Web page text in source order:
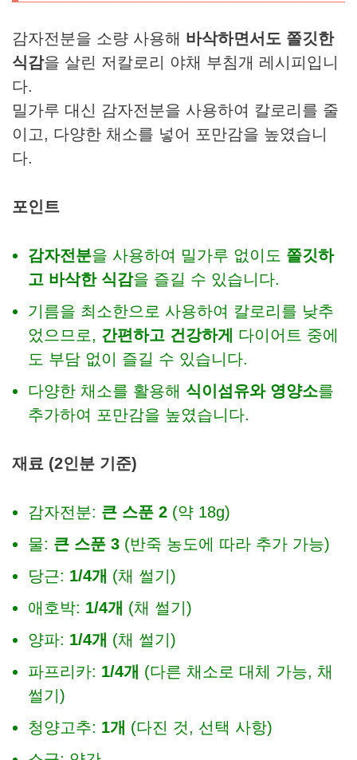
감자전분을 소량 사용해 바삭하면서도 쫄깃한
식감을 살린 저칼로리 야채 부침개 레시피입니
다.
밀가루 대신 감자전분을 사용하여 칼로리를 줄
이고, 다양한 채소를 넣어 포만감을 높였습니
다.
포인트
감자전분을 사용하여 밀가루 없이도 쫄깃하
고 바삭한 식감을 즐길 수 있습니다.
기름을 최소한으로 사용하여 칼로리를 낮추
었으므로, 간편하고 건강하게
다이어트 중에
도 부담 없이 즐길 수 있습니다.
다양한 채소를 활용해 식이섬유와 영양소를
추가하여 포만감을 높였습니다.
재료 (2인분 기준)
감자전분: 큰 스푼 2 (약 18g)
물: 큰 스푼 3 (반죽 농도에 따라 추가 가능)
당근: 1/4개 (채 썰기)
애호박: 1/4개 (채 썰기)
양파: 1/4개 (채 썰기)
파프리카: 1/4개 (다른 채소로 대체 가능, 채
썰기)
청양고추: 1개 (다진 것, 선택 사항)